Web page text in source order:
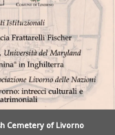
Cemetery of Livorno